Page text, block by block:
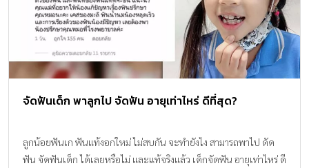
จัดฟันเด็ก พาลูกไป จัดฟัน อายุเท่าไหร่ ดีที่สุด?
ลูกน้อยฟันเก ฟันแท้งอกใหม่ ไม่สบกัน จะทำยังไง สามารถพาไป ดัด
ฟัน จัดฟันเด็ก ได้เลยหรือไม่ และแท้จริงแล้ว เด็กจัดฟัน อายุเท่าไหร่ ดี